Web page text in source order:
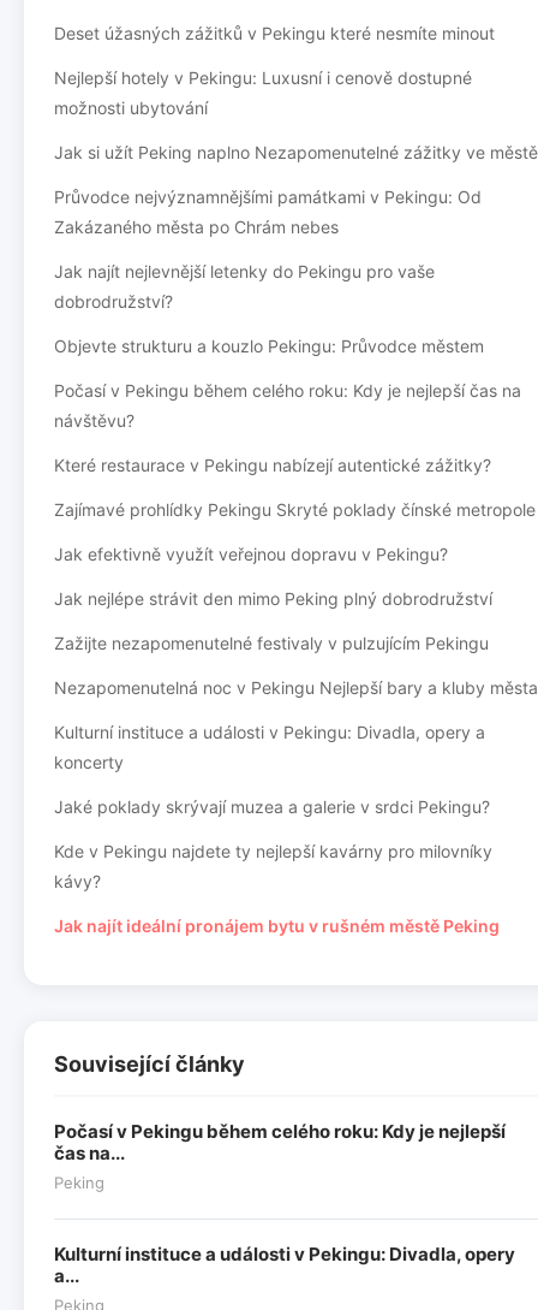
Deset úžasných zážitků v Pekingu které nesmíte minout
Nejlepší hotely v Pekingu: Luxusní i cenově dostupné
možnosti ubytování
Jak si užít Peking naplno Nezapomenutelné zážitky ve městě
Průvodce nejvýznamnějšími památkami v Pekingu: Od
Zakázaného města po Chrám nebes
Jak najít nejlevnější letenky do Pekingu pro vaše
dobrodružství?
Objevte strukturu a kouzlo Pekingu: Průvodce městem
Počasí v Pekingu během celého roku: Kdy je nejlepší čas na
návštěvu?
Které restaurace v Pekingu nabízejí autentické zážitky?
Zajímavé prohlídky Pekingu Skryté poklady čínské metropole
Jak efektivně využít veřejnou dopravu v Pekingu?
Jak nejlépe strávit den mimo Peking plný dobrodružství
Zažijte nezapomenutelné festivaly v pulzujícím Pekingu
Nezapomenutelná noc v Pekingu Nejlepší bary a kluby města
Kulturní instituce a události v Pekingu: Divadla, opery a
koncerty
Jaké poklady skrývají muzea a galerie v srdci Pekingu?
Kde v Pekingu najdete ty nejlepší kavárny pro milovníky
kávy?
Jak najít ideální pronájem bytu v rušném městě Peking
Související články
Počasí v Pekingu během celého roku: Kdy je nejlepší
čas na...
Peking
Kulturní instituce a události v Pekingu: Divadla, opery
a...
Peking